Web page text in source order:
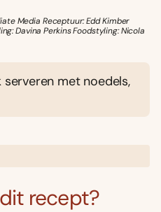
Media Receptuur: Edd Kimber
Davina Perkins Foodstyling: Nicola
met noedels,
recept?